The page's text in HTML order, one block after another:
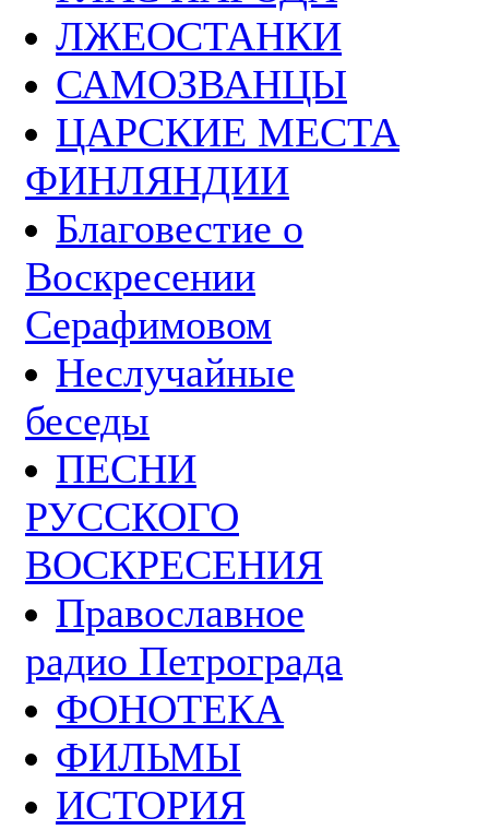
ЛЖЕОСТАНКИ
САМОЗВАНЦЫ
ЦАРСКИЕ МЕСТА
ФИНЛЯНДИИ
Благовестие о
Воскресении
Серафимовом
Неслучайные
беседы
ПЕСНИ
РУССКОГО
ВОСКРЕСЕНИЯ
Православное
радио Петрограда
ФОНОТЕКА
ФИЛЬМЫ
ИСТОРИЯ